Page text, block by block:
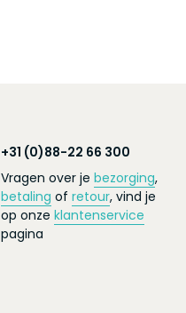
+31 (0)88-22 66 300
Vragen over je bezorging,
betaling of retour, vind je
op onze klantenservice
pagina